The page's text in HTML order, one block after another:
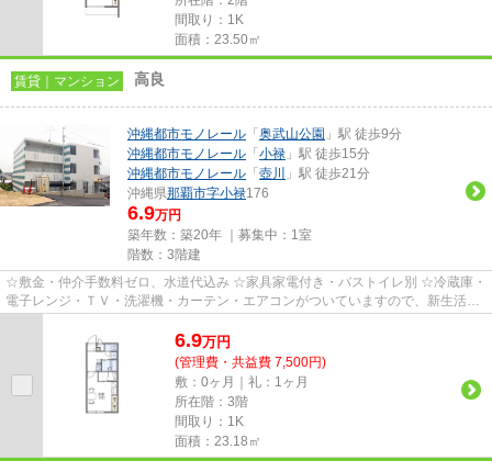
間取り：1K
面積：23.50㎡
賃貸｜マンション 高良
沖縄都市モノレール 「 奥武山公園 」駅 徒歩9分
沖縄都市モノレール 「 小禄 」駅 徒歩15分
沖縄都市モノレール 「 壺川
」駅 徒歩21分
沖縄県那覇市字小禄176
6.9万円
築年数：築20年 ｜募集中： 1室
階数：3階建
☆敷金・仲介手数料ゼロ、水道代込み ☆家具家電付き・バストイレ別 ☆冷蔵庫・
電子レンジ・ＴＶ・洗濯機・カーテン・エアコンがついていますので、新生活が
6.9万円
(管理費・共益費 7,500円)
敷：0ヶ月｜礼：1ヶ月
所在階：3階
間取り：1K
面積：23.18㎡